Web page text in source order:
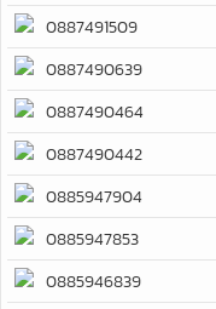
0887491509
0887490639
0887490464
0887490442
0885947904
0885947853
0885946839